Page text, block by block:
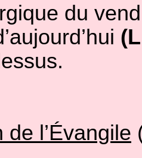
du
l’Évangile